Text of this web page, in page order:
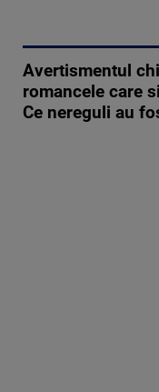
Avertismentul
romancele care
Ce nereguli au